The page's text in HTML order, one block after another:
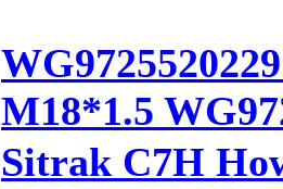
M18*1.5
Sitrak C7H